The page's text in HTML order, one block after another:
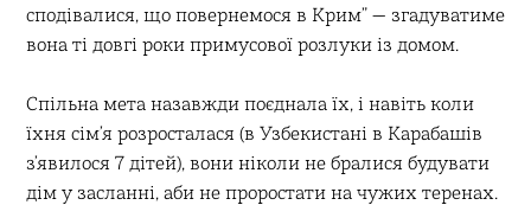
сподівалися, що повернемося в Крим” — згадуватиме
вона ті довгі роки примусової розлуки із домом.
Спільна мета назавжди поєднала їх, і навіть коли
їхня сімʼя розросталася (в Узбекистані в Карабашів
зʼявилося 7 дітей), вони ніколи не бралися будувати
дім у засланні, аби не проростати на чужих теренах.